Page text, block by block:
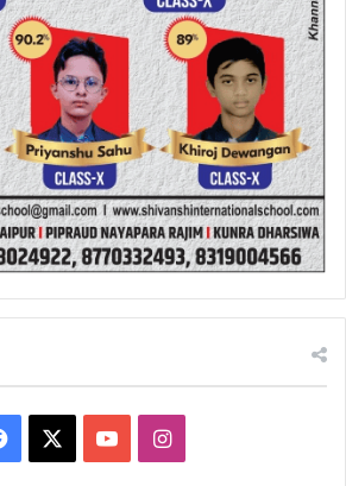
Facebook YouTubeInstagram